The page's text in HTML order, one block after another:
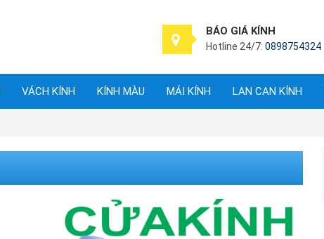
BÁO GIÁ KÍNH
Hotline 24/7: 0898754324
VÁCH KÍNH KÍNH MÀU MÁI KÍNH LAN CAN KÍNH